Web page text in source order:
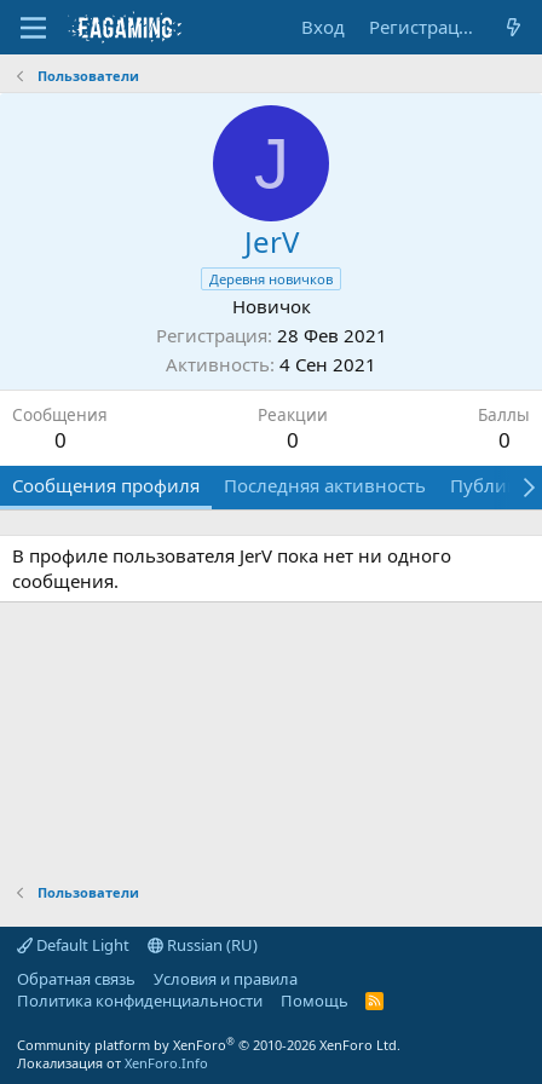
Вход Регистрация
Пользователи
J
JerV
Деревня новичков
Новичок
Регистрация 28 Фев 2021
Активность 4 Сен 2021
Сообщения
0
Реакции
0
Баллы
0
Сообщения профиля Последняя активность
В профиле пользователя JerV пока нет ни одного
сообщения.
Пользователи
Default Light
Russian (RU)
Обратная связь
Условия и правила
Политика конфиденциальности
Помощь
R
Community platform by XenForo® © 2010-2026 XenForo Ltd.
Локализация от XenForo.Info